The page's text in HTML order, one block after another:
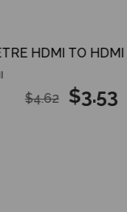
HDMI TO HDMI
$3.53
$4.62